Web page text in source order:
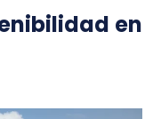
en